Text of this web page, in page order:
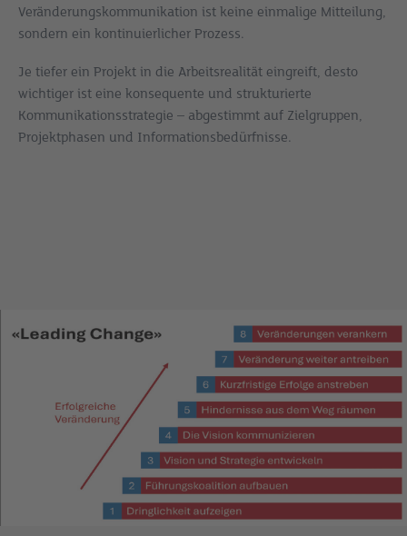
Veränderungskommunikation ist keine einmalige Mitteilung,
sondern ein kontinuierlicher Prozess.
Je tiefer ein Projekt in die Arbeitsrealität eingreift, desto
wichtiger ist eine konsequente und strukturierte
Kommunikationsstrategie – abgestimmt auf Zielgruppen,
Projektphasen und Informationsbedürfnisse.